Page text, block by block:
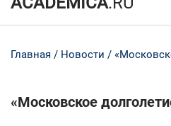
Главная Новости
«Московское
Да